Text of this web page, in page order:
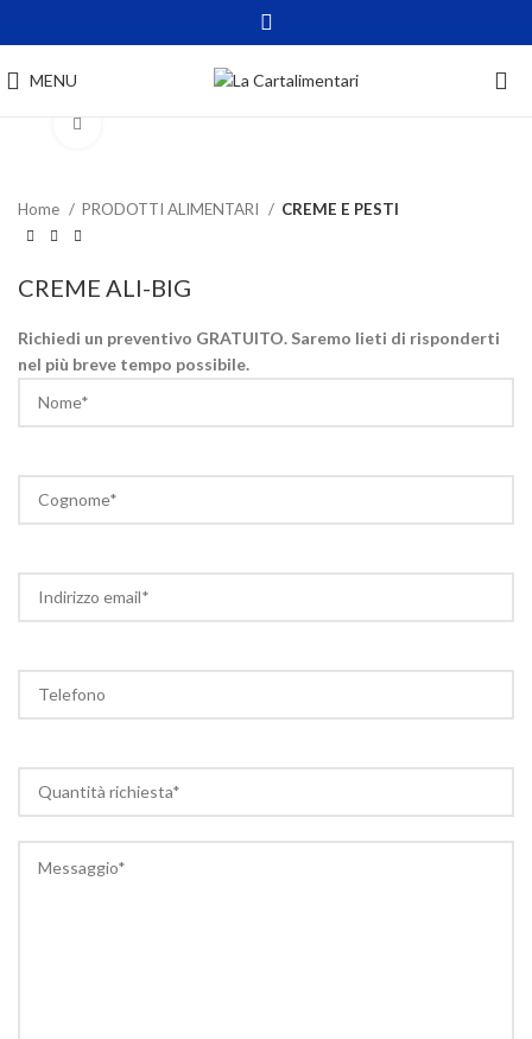
MENU
Home PRODOTTI ALIMENTARI CREME E PESTI
CREME ALI-BIG
Richiedi un preventivo GRATUITO. Saremo lieti di risponderti
nel più breve tempo possibile.